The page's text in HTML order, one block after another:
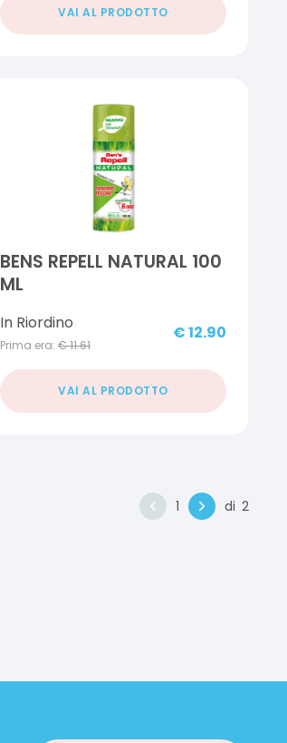
VAI AL PRODOTTO
BENS REPELL NATURAL 100
ML
In Riordino
Prima era: €11.61
€12.90
VAI AL PRODOTTO
1 di 2